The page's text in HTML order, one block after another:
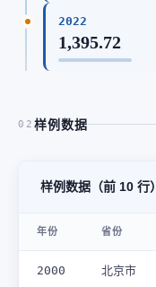
2022
1,395.72
02 样例数据
样例数据（前 10 行）
年份 省份
2000 北京市